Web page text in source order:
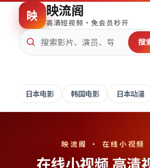
映 映流阁
高清短视频·免会员秒开
搜
日本电影 韩国电影 日本动漫
映流阁 · 在线小视频
在线小视频 高清